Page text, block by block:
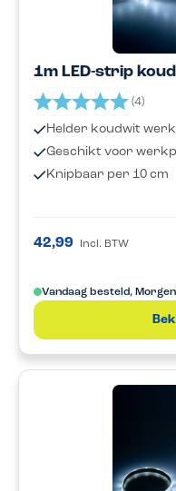
1m LED-strip
Beoordeling: (4)
Helder koudwit
Geschikt voor
Knipbaar per 10 cm
42,99 Incl. BTW
Vandaag besteld,